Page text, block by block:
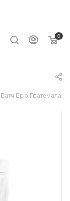
0
Батч Брю Гватемала